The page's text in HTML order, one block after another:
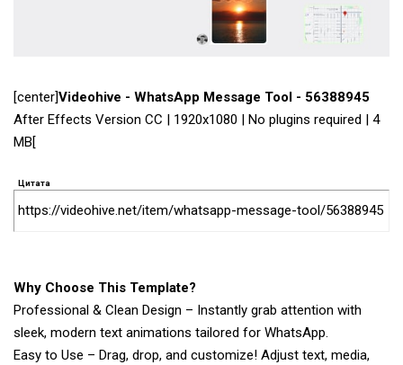
[center]Videohive - WhatsApp Message Tool - 56388945
After Effects Version CC | 1920x1080 | No plugins required | 4
MB[
Цитата
https://videohive.net/item/whatsapp-message-tool/56388945
Why Choose This Template?
Professional & Clean Design – Instantly grab attention with
sleek, modern text animations tailored for WhatsApp.
Easy to Use – Drag, drop, and customize! Adjust text, media,